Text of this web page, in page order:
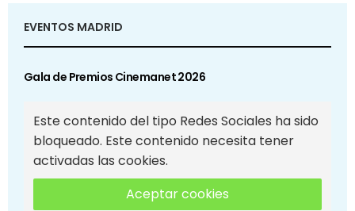
EVENTOS MADRID
Gala de Premios Cinemanet 2026
Este contenido del tipo Redes Sociales ha sido
bloqueado. Este contenido necesita tener
activadas las cookies.
Aceptar cookies